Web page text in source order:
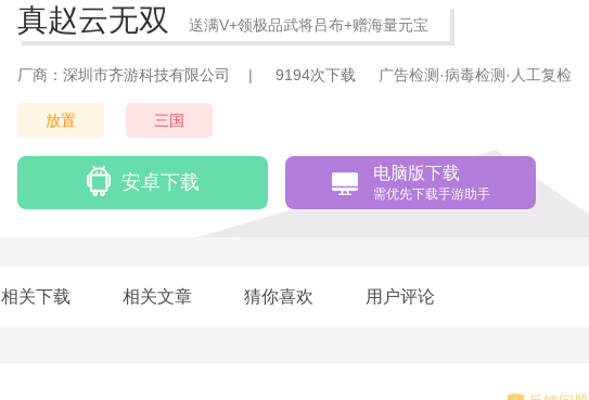
真赵云无双 送满V+领极品武将吕布+赠海量元宝
厂商：深圳市齐游科技有限公司 | 9194次下载 广告检测·病毒检测·人工复检
放置 三国
安卓下载 电脑版下载
需优先下载手游助手
相关下载 相关文章 猜你喜欢 用户评论